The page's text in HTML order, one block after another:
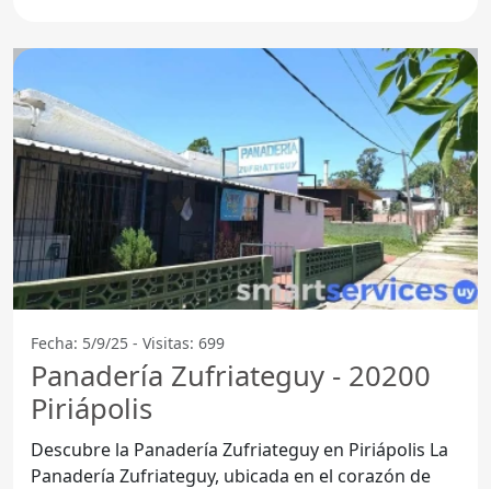
Fecha: 5/9/25 - Visitas: 699
Panadería Zufriateguy - 20200
Piriápolis
Descubre la Panadería Zufriateguy en Piriápolis La
Panadería Zufriateguy, ubicada en el corazón de